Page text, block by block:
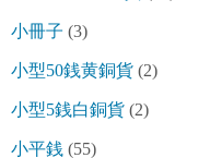
小冊子 (3)
小型50銭黄銅貨 (2)
小型5銭白銅貨 (2)
小平銭 (55)